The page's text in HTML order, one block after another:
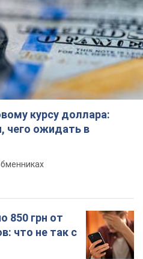
курсу доллара:
чего ожидать в
850 грн от
что не так с